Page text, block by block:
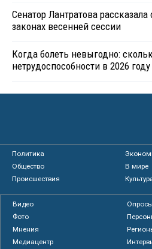
Сенатор Лантратова
законах весенней сессии
Когда болеть невыгодно:
нетрудоспособности в 2026 году
Политика
Общество
В мире
Происшествия
Видео
Опросы
Фото
Мнения
Медиацентр